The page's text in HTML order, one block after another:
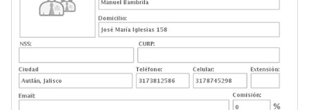
Checador de Precios
Configuración Operatividad
Configuración de Respaldos